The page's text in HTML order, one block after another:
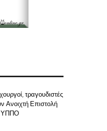
τραγουδιστές
Ανοιχτή Επιστολή
ΥΠΠΟ